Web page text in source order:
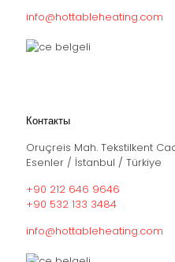
info@hottableheating.com
Контакты
Oruçreis Mah. Tekstilkent
Esenler / İstanbul / Türkiye
+90 212 646 9646
+90 532 133 3484
info@hottableheating.com